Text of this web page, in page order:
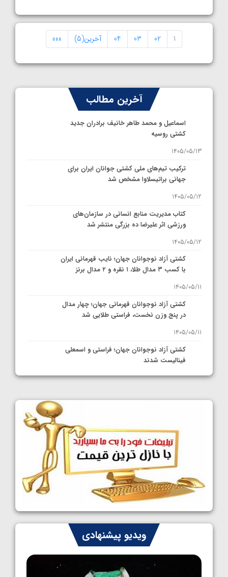
1
02
03
04 آخرین(5) »»»
آخرین مطالب
اسماعیل و محمد طاهر خانیف برادران جدید
کشتی روسیه
1405/05/13
ترکیب تیم‌های ملی کشتی جوانان ایران برای
جهانی براتیسلاوا مشخص شد
1405/05/12
کتاب مدیریت منابع انسانی در سازمان‌های
ورزشی اثر علیرضا ده بزرگی منتشر شد
1405/05/12
کشتی آزاد نوجوانان جهان؛ نایب قهرمانی ایران
با کسب ۳ مدال طلا، ۱ نقره و ۲ مدال برنز
1405/05/11
کشتی آزاد نوجوانان قهرمانی جهان؛ چهار مدال
در پنج وزن نخست، فراستی طلایی شد
1405/05/11
کشتی آزاد نوجوانان جهان؛ فراستی و اسمعلی
فینالیست شدند
1405/05/09
کشتی فرنگی نوجوانان جهان؛ سکوی تیمی
سوم برای ایران
1405/05/07
ایران چشم به راه چهار مدال در پنج وزن دوم
کشتی فرنگی نوجوانان جهان
1405/05/06
کشتی فرنگی نوجوان جهان؛ رضایی تنها طلایی
پنج وزن نخست
1405/05/06
ویدیو پیشنهادی